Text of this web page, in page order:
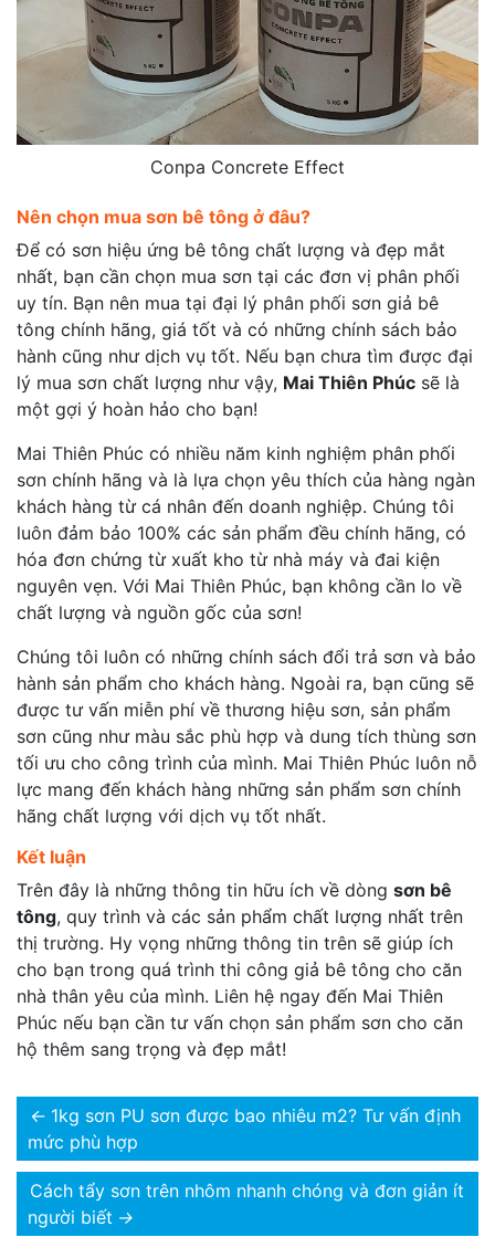
Conpa Concrete Effect
Nên chọn mua sơn bê tông ở đâu?
Để có sơn hiệu ứng bê tông chất lượng và đẹp mắt
nhất, bạn cần chọn mua sơn tại các đơn vị phân phối
uy tín. Bạn nên mua tại đại lý phân phối sơn giả bê
tông chính hãng, giá tốt và có những chính sách bảo
hành cũng như dịch vụ tốt. Nếu bạn chưa tìm được đại
lý mua sơn chất lượng như vậy, Mai Thiên Phúc sẽ là
một gợi ý hoàn hảo cho bạn!
Mai Thiên Phúc có nhiều năm kinh nghiệm phân phối
sơn chính hãng và là lựa chọn yêu thích của hàng ngàn
khách hàng từ cá nhân đến doanh nghiệp. Chúng tôi
luôn đảm bảo 100% các sản phẩm đều chính hãng, có
hóa đơn chứng từ xuất kho từ nhà máy và đai kiện
nguyên vẹn. Với Mai Thiên Phúc, bạn không cần lo về
chất lượng và nguồn gốc của sơn!
Chúng tôi luôn có những chính sách đổi trả sơn và bảo
hành sản phẩm cho khách hàng. Ngoài ra, bạn cũng sẽ
được tư vấn miễn phí về thương hiệu sơn, sản phẩm
sơn cũng như màu sắc phù hợp và dung tích thùng sơn
tối ưu cho công trình của mình. Mai Thiên Phúc luôn nỗ
lực mang đến khách hàng những sản phẩm sơn chính
hãng chất lượng với dịch vụ tốt nhất.
Kết luận
Trên đây là những thông tin hữu ích về dòng sơn bê
tông, quy trình và các sản phẩm chất lượng nhất trên
thị trường. Hy vọng những thông tin trên sẽ giúp ích
cho bạn trong quá trình thi công giả bê tông cho căn
nhà thân yêu của mình. Liên hệ ngay đến Mai Thiên
Phúc nếu bạn cần tư vấn chọn sản phẩm sơn cho căn
hộ thêm sang trọng và đẹp mắt!
← 1kg sơn PU sơn được bao nhiêu m2? Tư vấn định
mức phù hợp
Cách tẩy sơn trên nhôm nhanh chóng và đơn giản ít
người biết →